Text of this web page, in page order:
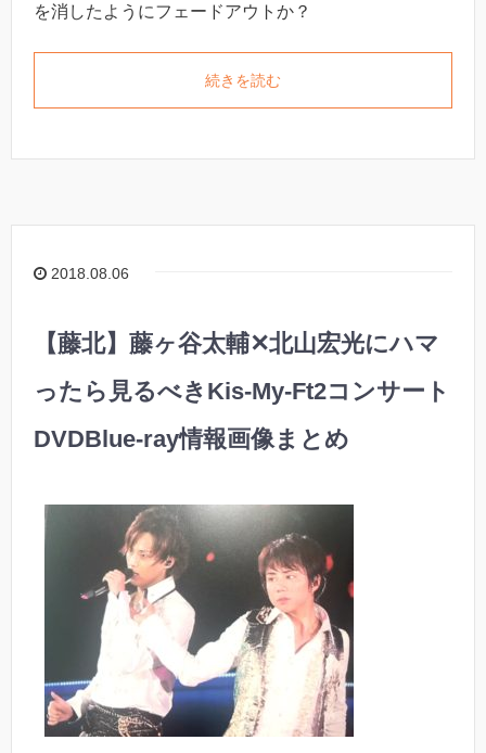
を消したようにフェードアウトか？
続きを読む
2018.08.06
【藤北】藤ヶ谷太輔✕北山宏光にハマ
ったら見るべきKis-My-Ft2コンサート
DVDBlue-ray情報画像まとめ